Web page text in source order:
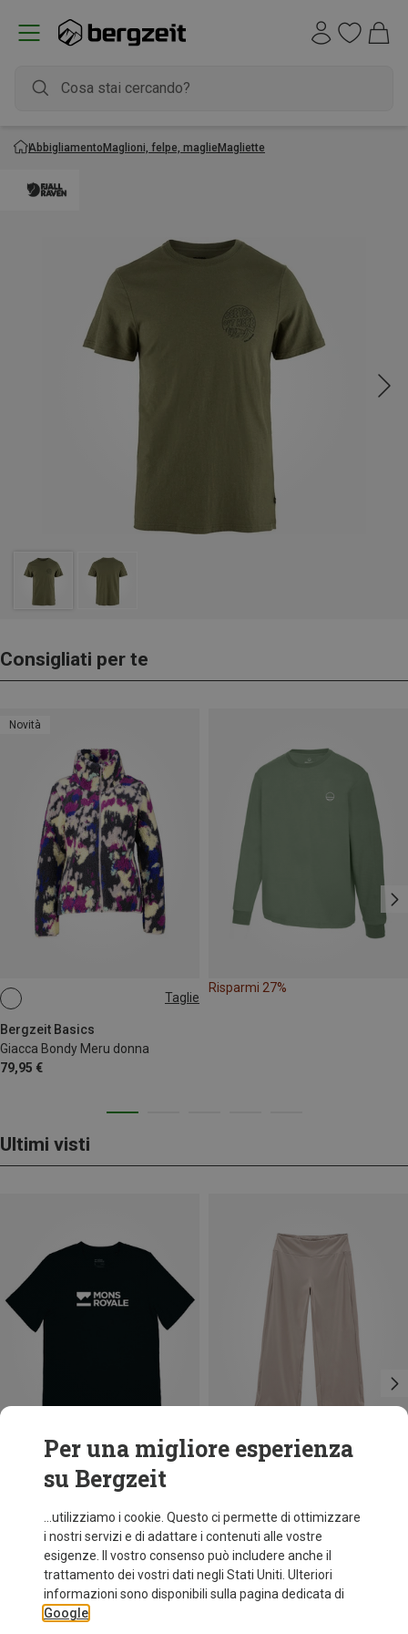
AbbigliamentoMaglioni, felpe, maglieMagliette
Consigliati per te
Novità
Taglie
Bergzeit Basics
Giacca Bondy Meru donna
79,95 €
Risparmi 27%
Ultimi visti
Risparmi 36%
Per una migliore esperienza
su Bergzeit
...utilizziamo i cookie. Questo ci permette di ottimizzare
i nostri servizi e di adattare i contenuti alle vostre
esigenze. Il vostro consenso può includere anche il
trattamento dei vostri dati negli Stati Uniti. Ulteriori
informazioni sono disponibili sulla pagina dedicata di
Google